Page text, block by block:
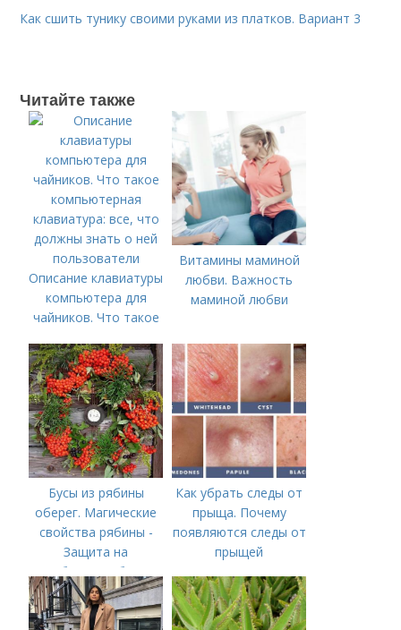
Как сшить тунику своими руками из платков. Вариант 3
Читайте также
Описание клавиатуры
компьютера для
чайников. Что такое
клавиатура: все, что
должны знать о ней
пользователи
Витамины маминой
любви. Важность
маминой любви
Бусы из рябины
оберег. Магические
свойства рябины -
Защита на
рябиновые бусы
Как убрать следы от
прыща. Почему
появляются следы от
прыщей